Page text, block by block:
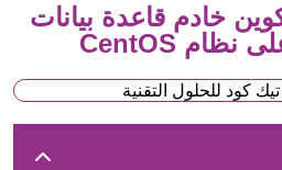
خادم قاعدة بيانات